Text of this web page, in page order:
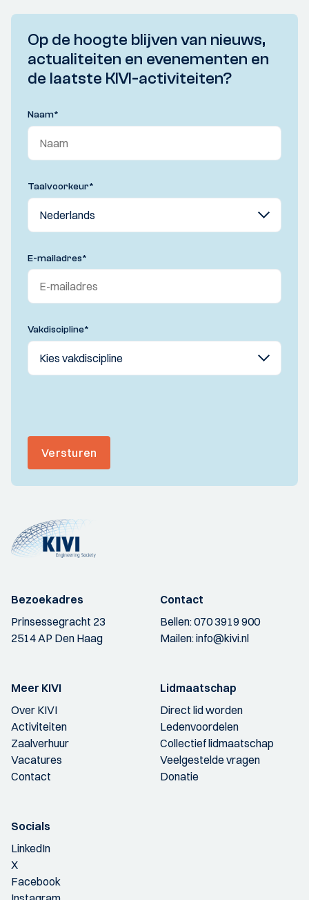
Op de hoogte blijven van nieuws,
actualiteiten en evenementen en
de laatste KIVI-activiteiten?
Naam*
Taalvoorkeur*
E-mailadres*
Vakdiscipline*
Versturen
Bezoekadres
Prinsessegracht 23
2514 AP Den Haag
Contact
Bellen:070 3919 900
Mailen:info@kivi.nl
Meer KIVI
Over KIVI
Activiteiten
Zaalverhuur
Vacatures
Contact
Lidmaatschap
Direct lid worden
Ledenvoordelen
Collectief lidmaatschap
Veelgestelde vragen
Donatie
Socials
LinkedIn
X
Facebook